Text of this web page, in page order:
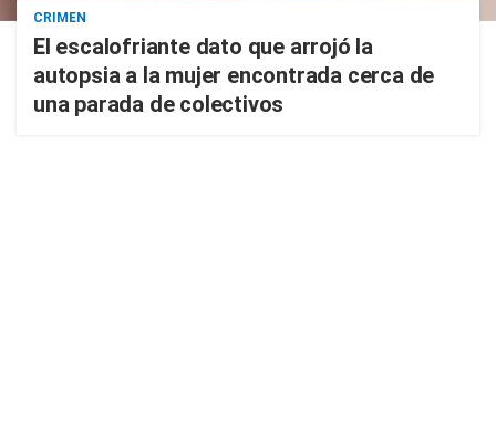
CRIMEN
El escalofriante dato que arrojó la
autopsia a la mujer encontrada cerca de
una parada de colectivos